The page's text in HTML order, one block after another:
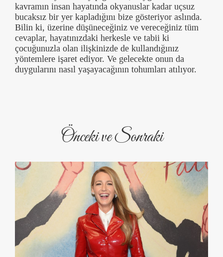
kavramın insan hayatında okyanuslar kadar uçsuz
bucaksız bir yer kapladığını bize gösteriyor aslında.
Bilin ki, üzerine düşüneceğiniz ve vereceğiniz tüm
cevaplar, hayatınızdaki herkesle ve tabii ki
çocuğunuzla olan ilişkinizde de kullandığınız
yöntemlere işaret ediyor. Ve gelecekte onun da
duygularını nasıl yaşayacağının tohumları atılıyor.
Önceki ve Sonraki